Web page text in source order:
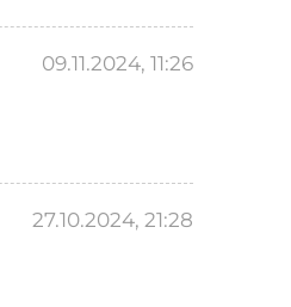
09.11.2024, 11:26
27.10.2024, 21:28